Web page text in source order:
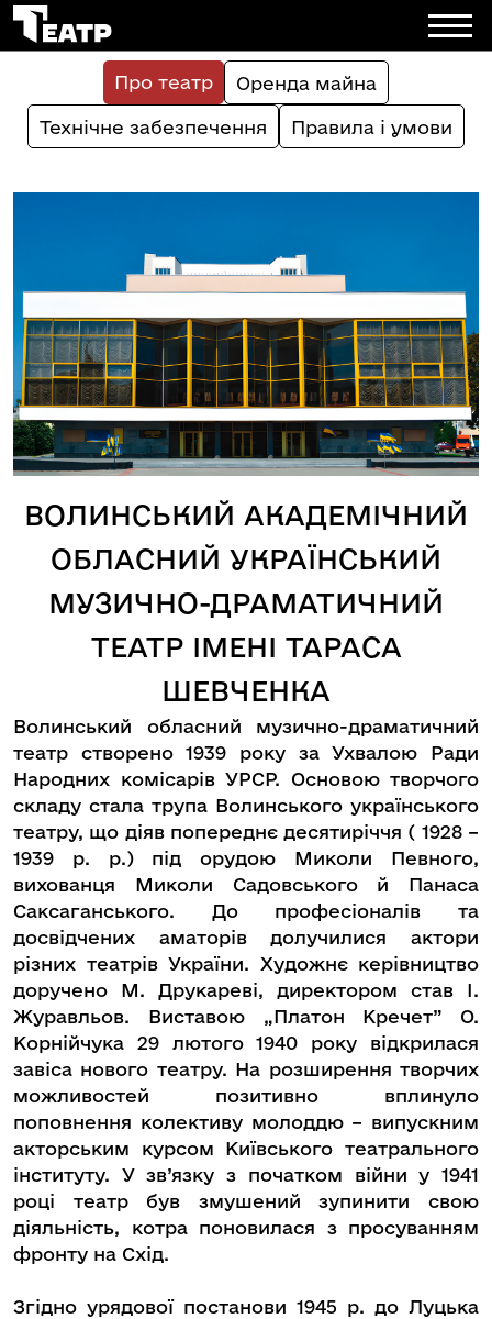
Про театр Оренда майна
Технічне забезпечення Правила і умови
ВОЛИНСЬКИЙ АКАДЕМІЧНИЙ
ОБЛАСНИЙ УКРАЇНСЬКИЙ
МУЗИЧНО-ДРАМАТИЧНИЙ
ТЕАТР ІМЕНІ ТАРАСА
ШЕВЧЕНКА
Волинський обласний музично-драматичний
театр створено 1939 року за Ухвалою Ради
Народних комісарів УРСР. Основою творчого
складу стала трупа Волинського українського
театру, що діяв попереднє десятиріччя ( 1928 –
1939 р. р.) під орудою Миколи Певного,
вихованця Миколи Садовського й Панаса
Саксаганського. До професіоналів та
досвідчених аматорів долучилися актори
різних театрів України. Художнє керівництво
доручено М. Друкареві, директором став І.
Журавльов. Виставою „Платон Кречет” О.
Корнійчука 29 лютого 1940 року відкрилася
завіса нового театру. На розширення творчих
можливостей позитивно вплинуло
поповнення колективу молоддю – випускним
акторським курсом Київського театрального
інституту. У зв’язку з початком війни у 1941
році театр був змушений зупинити свою
діяльність, котра поновилася з просуванням
фронту на Схід.
Згідно урядової постанови 1945 р. до Луцька